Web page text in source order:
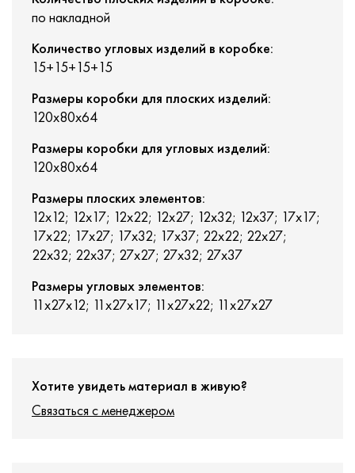
по накладной
Количество угловых изделий в коробке:
15+15+15+15
Размеры коробки для плоских изделий:
120x80x64
Размеры коробки для угловых изделий:
120x80x64
Размеры плоских элементов:
12х12; 12x17; 12x22; 12x27; 12x32; 12x37; 17х17;
17x22; 17x27; 17x32; 17x37; 22х22; 22x27;
22x32; 22x37; 27х27; 27x32; 27x37
Размеры угловых элементов:
11х27х12; 11х27х17; 11х27х22; 11х27х27
Хотите увидеть материал в живую?
Связаться с менеджером